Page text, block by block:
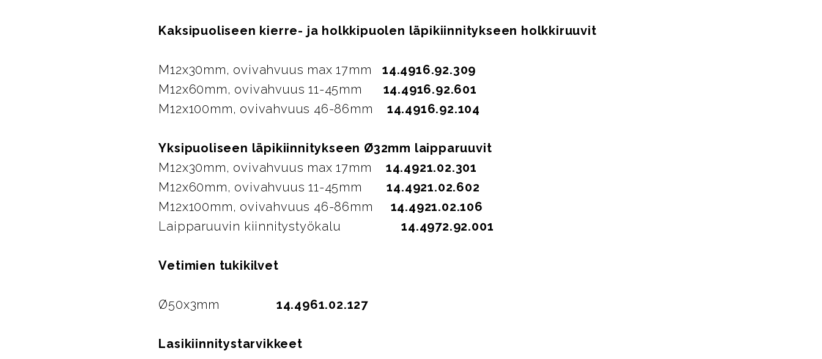
Kaksipuoliseen kierre- ja holkkipuolen läpikiinnitykseen holkkiruuvit
M12x30mm, ovivahvuus max 17mm14.4916.92.309
M12x60mm, ovivahvuus 11-45mm 14.4916.92.601
M12x100mm, ovivahvuus 46-86mm 14.4916.92.104
Yksipuoliseen läpikiinnitykseen Ø32mm laipparuuvit
M12x30mm, ovivahvuus max 17mm 14.4921.02.301
M12x60mm, ovivahvuus 11-45mm14.4921.02.602
M12x100mm, ovivahvuus 46-86mm 14.4921.02.106
Laipparuuvin kiinnitystyökalu14.4972.92.001
Vetimien tukikilvet
Ø50x3mm 14.4961.02.127
Lasikiinnitystarvikkeet